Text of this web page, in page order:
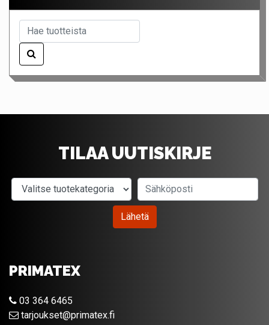
TILAA UUTISKIRJE
Valitse tuotekategoria
Lähetä
PRIMATEX
03 364 6465
tarjoukset@primatex.fi